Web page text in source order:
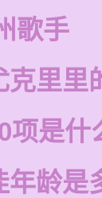
歌手
克里里
项是什
年龄是